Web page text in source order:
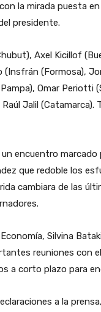
la mirada puesta
presidente.
Axel Kicillof
(Insfrán (Formosa),
Omar Periotti
Jalil
encuentro
que redoble los
cambiara de las
Silvina
reuniones con
a corto plazo para
a la